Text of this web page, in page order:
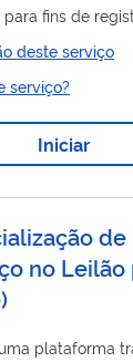
fins de
deleilãopara
novos,
modelo/
unidades de
veículos
deste serviço
serviço?
Iniciar
no Leilão
)
plataforma